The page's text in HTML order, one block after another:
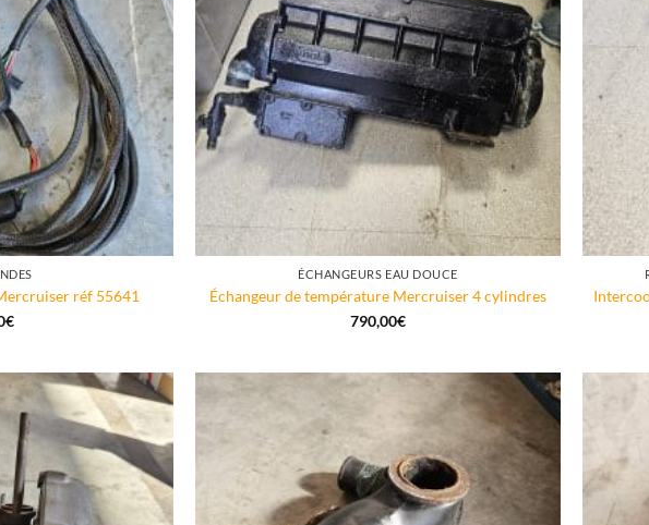
réf 55641
€
ÉCHANGEURS EAU DOUCE
Échangeur de température Mercruiser 4 cylindres
790,00€